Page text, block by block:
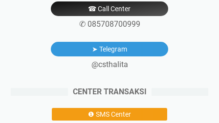
☎ Call Center
✆ 085708700999
➤ Telegram
@csthalita
CENTER TRANSAKSI
❶ SMS Center